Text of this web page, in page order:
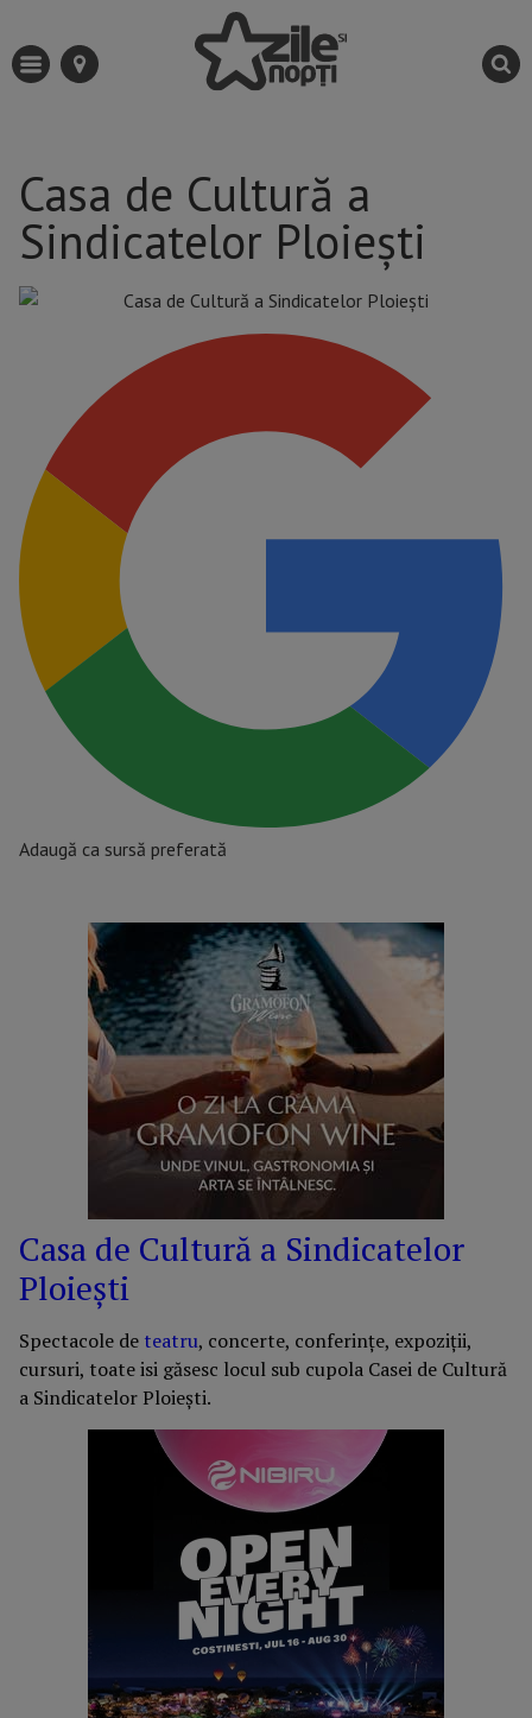
Casa de Cultură a
Sindicatelor Ploieşti
Adaugă ca sursă preferată
Casa de Cultură a Sindicatelor
Ploieşti
Spectacole de teatru, concerte, conferințe, expoziții,
cursuri, toate isi găsesc locul sub cupola Casei de Cultură
a Sindicatelor Ploieşti.